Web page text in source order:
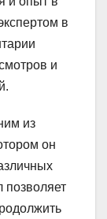
в
и
из
он
позволяет